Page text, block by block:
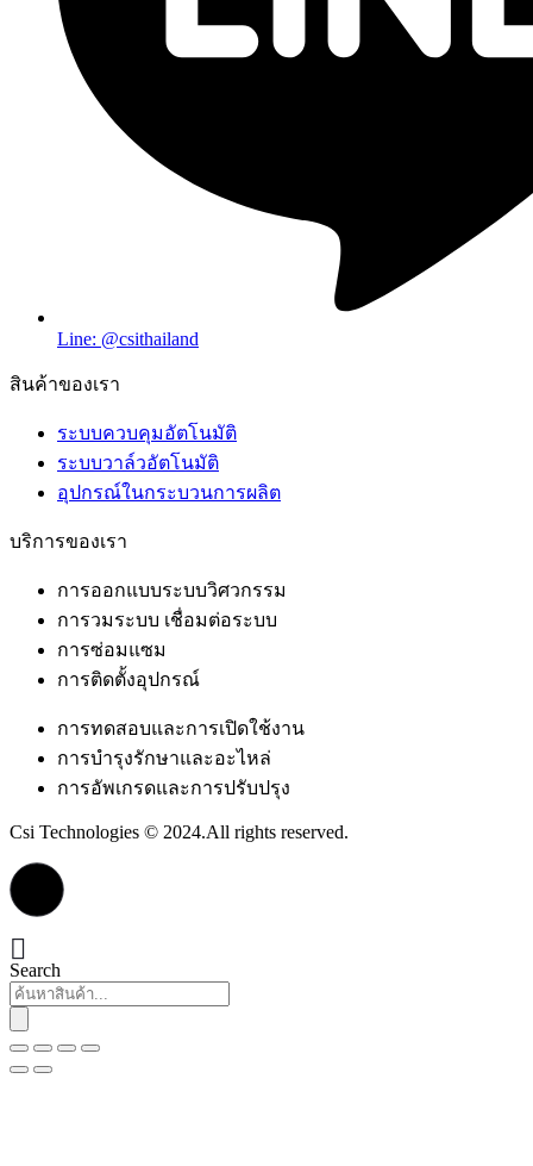
Line: @csithailand
สินค้าของเรา
ระบบควบคุมอัตโนมัติ
ระบบวาล์วอัตโนมัติ
อุปกรณ์ในกระบวนการผลิต
บริการของเรา
การออกแบบระบบวิศวกรรม
การวมระบบ เชื่อมต่อระบบ
การซ่อมแซม
การติดตั้งอุปกรณ์
การทดสอบและการเปิดใช้งาน
การบำรุงรักษาและอะไหล่
การอัพเกรดและการปรับปรุง
Csi Technologies © 2024.All rights reserved.
Search